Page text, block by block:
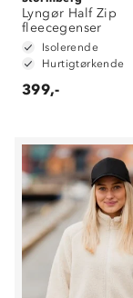
Lyngør Half Zip
fleecegenser
Isolerende
Hurtigtørkende
399,-